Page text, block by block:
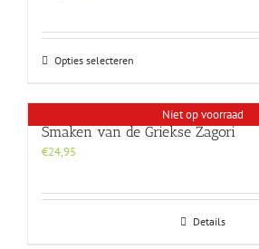
Opties selecteren
meerdere
variaties.
gekozen
Niet op voorraad
Smaken van de Griekse Zagori
€24,95
Details